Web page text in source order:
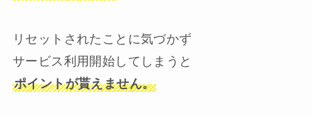
リセットされたことに気づかず
サービス利用開始してしまうと
ポイントが貰えません。